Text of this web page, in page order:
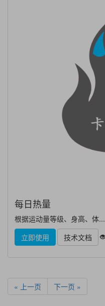
每日热量
根据运动量等级、身高、体...
立即使用
技术文档
« 上一页 下一页 »